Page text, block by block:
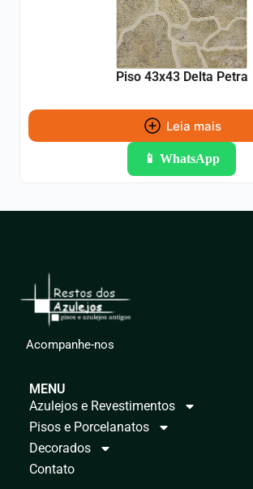
Piso 43x43 Delta Petra
Leia mais
📱 WhatsApp
Acompanhe-nos
MENU
Azulejos e Revestimentos
Pisos e Porcelanatos
Decorados
Contato